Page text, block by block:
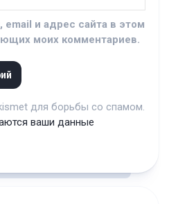
email и адрес сайта в этом
моих комментариев.
для борьбы со спамом.
ваши данные